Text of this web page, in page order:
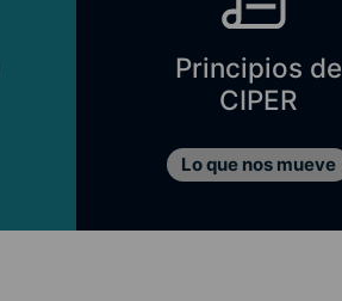
Principios de
CIPER
Lo que nos mueve